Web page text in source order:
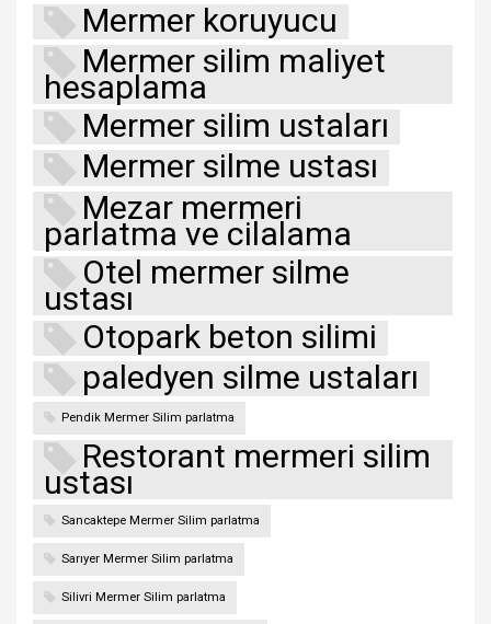
Mermer koruyucu
Mermer silim maliyet
hesaplama
Mermer silim ustaları
Mermer silme ustası
Mezar mermeri
parlatma ve cilalama
Otel mermer silme
ustası
Otopark beton silimi
paledyen silme ustaları
Pendik Mermer Silim parlatma
Restorant mermeri silim
ustası
Sancaktepe Mermer Silim parlatma
Sarıyer Mermer Silim parlatma
Silivri Mermer Silim parlatma